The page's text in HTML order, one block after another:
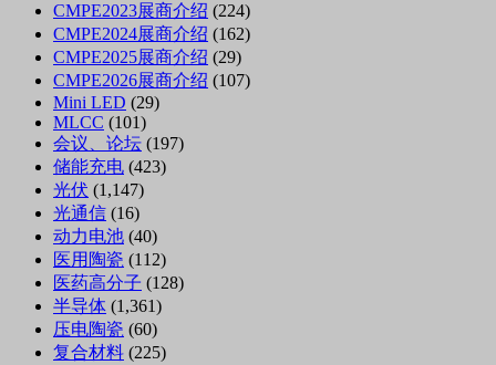
CMPE2023展商介绍 (224)
CMPE2024展商介绍 (162)
CMPE2025展商介绍 (29)
CMPE2026展商介绍 (107)
Mini LED (29)
MLCC (101)
会议、论坛 (197)
储能充电 (423)
光伏 (1,147)
光通信 (16)
动力电池 (40)
医用陶瓷 (112)
医药高分子 (128)
半导体 (1,361)
压电陶瓷 (60)
复合材料 (225)